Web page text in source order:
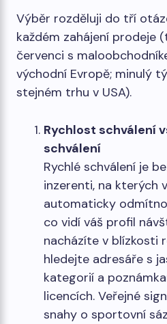
Výběr rozděluji do tří
každém zahájení prodeje
červenci s
východní Evropě; minulý
stejném trhu v USA).
Rychlost schválení
schválení
Rychlé schválení je
inzerenti, na kterých
automaticky
co vidí váš profil
nacházíte v blízkosti
hledejte adresáře s
kategorií a
licencích. Veřejné
snahy o sportovní